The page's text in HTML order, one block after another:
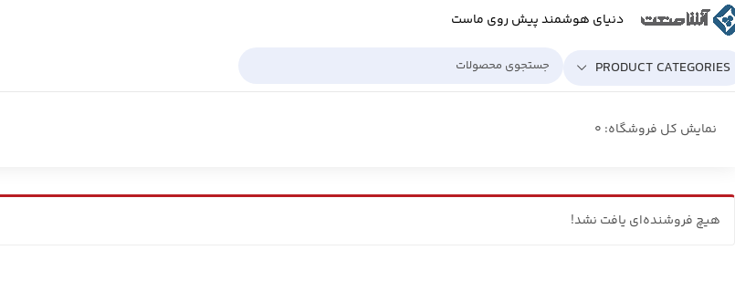
دنیای هوشمند پیش روی ماست
PRODUCT CATEGORIES
نمایش کل فروشگاه: 0
هیچ فروشنده‌ای یافت نشد!